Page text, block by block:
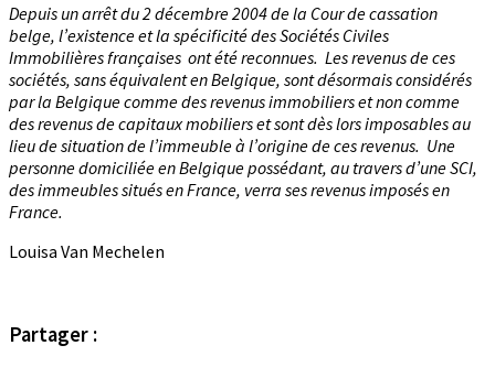
Depuis un arrêt du 2 décembre 2004 de la Cour de cassation
belge, l’existence et la spécificité des Sociétés Civiles
Immobilières françaises ont été reconnues. Les revenus de ces
sociétés, sans équivalent en Belgique, sont désormais considérés
par la Belgique comme des revenus immobiliers et non comme
des revenus de capitaux mobiliers et sont dès lors imposables au
lieu de situation de l’immeuble à l’origine de ces revenus. Une
personne domiciliée en Belgique possédant, au travers d’une SCI,
des immeubles situés en France, verra ses revenus imposés en
France.
Louisa Van Mechelen
Partager :